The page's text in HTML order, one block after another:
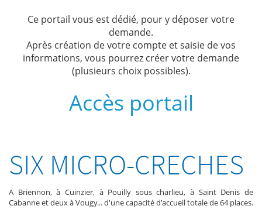
Ce portail vous est dédié, pour y déposer votre
demande.
Après création de votre compte et saisie de vos
informations, vous pourrez créer votre demande
(plusieurs choix possibles).
Accès portail
SIX MICRO-CRECHES
A Briennon, à Cuinzier, à Pouilly sous charlieu, à Saint Denis de
Cabanne et deux à Vougy... d'une capacité d'accueil totale de 64 places.